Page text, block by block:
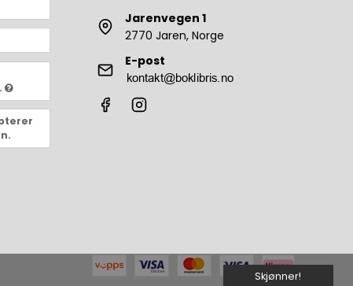
Skjønner!
Jarenvegen 1
2770 Jaren, Norge
E-post